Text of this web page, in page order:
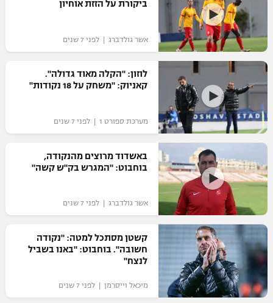
ביקורת על הזזת אוחיון
אשר גולדברג | לפני 7 שנים
לוזון: "הקלה מאוד גדולה".
קאניוק: "משחק על 18 נקודות"
מערכת ספורט 1 | לפני 7 שנים
באשדוד מרוצים מהנקודה,
בוחבוט: "המגרש בק"ש קשה"
אשר גולדברג | לפני 7 שנים
קשטן מסתכל למטה: "נקודה
חשובה". בוחבוט: "באנו בשביל
לנצח"
מיכאל וייסרמן | לפני 7 שנים